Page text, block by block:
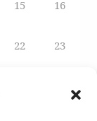
15 16
22 23